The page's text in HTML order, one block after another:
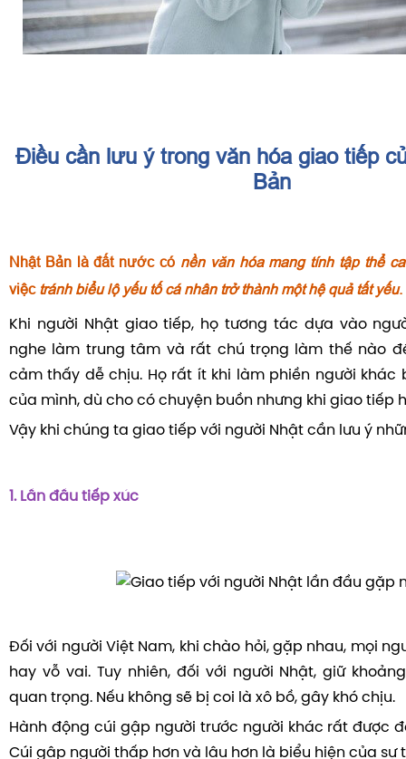
Điều cần lưu ý trong văn hóa giao tiếp
Bản
Nhật Bản là đất nước có nền văn hóa mang tính tập thể
việc tránh biểu lộ yếu tố cá nhân trở thành một hệ quả tất yếu.
Khi người Nhật giao tiếp, họ tương tác dựa vào
nghe làm trung tâm và rất chú trọng làm thế nào
cảm thấy dễ chịu. Họ rất ít khi làm phiền người khác
của mình, dù cho có chuyện buồn nhưng khi giao tiếp
Vậy khi chúng ta giao tiếp với người Nhật cần lưu ý
1. Lần đầu tiếp xúc
Đối với người Việt Nam, khi chào hỏi, gặp nhau, mọi
hay vỗ vai. Tuy nhiên, đối với người Nhật, giữ
quan trọng. Nếu không sẽ bị coi là xô bồ, gây khó chịu.
Hành động cúi gập người trước người khác rất được
Cúi gập người thấp hơn và lâu hơn là biểu hiện của sự